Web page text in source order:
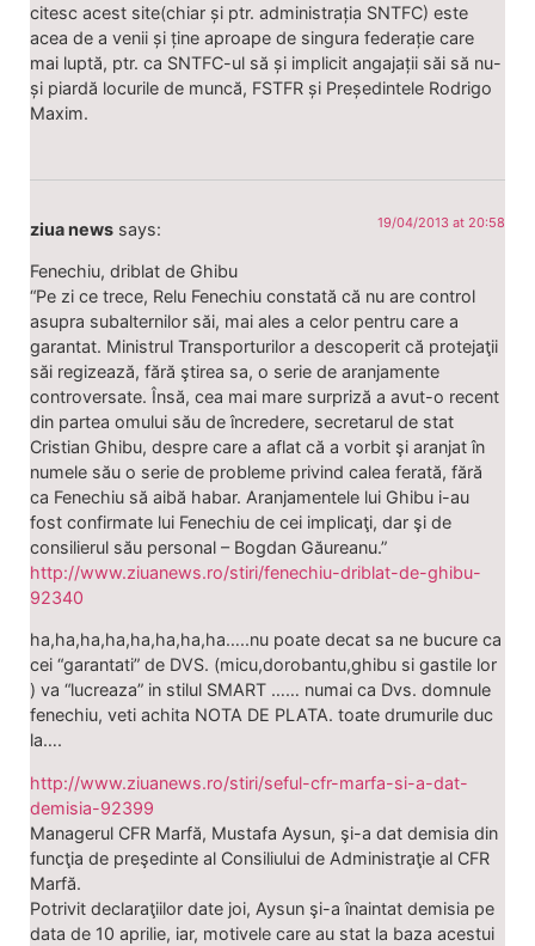
citesc acest site(chiar și ptr. administrația SNTFC) este
acea de a venii și ține aproape de singura federație care
mai luptă, ptr. ca SNTFC-ul să și implicit angajații săi să nu-
și piardă locurile de muncă, FSTFR și Președintele Rodrigo
Maxim.
ziua news says: 19/04/2013 at 20:58
Fenechiu, driblat de Ghibu
“Pe zi ce trece, Relu Fenechiu constată că nu are control
asupra subalternilor săi, mai ales a celor pentru care a
garantat. Ministrul Transporturilor a descoperit că protejaţii
săi regizează, fără ştirea sa, o serie de aranjamente
controversate. Însă, cea mai mare surpriză a avut-o recent
din partea omului său de încredere, secretarul de stat
Cristian Ghibu, despre care a aflat că a vorbit şi aranjat în
numele său o serie de probleme privind calea ferată, fără
ca Fenechiu să aibă habar. Aranjamentele lui Ghibu i-au
fost confirmate lui Fenechiu de cei implicaţi, dar şi de
consilierul său personal – Bogdan Găureanu.”
http://www.ziuanews.ro/stiri/fenechiu-driblat-de-ghibu-
92340
ha,ha,ha,ha,ha,ha,ha,ha…..nu poate decat sa ne bucure ca
cei “garantati” de DVS. (micu,dorobantu,ghibu si gastile lor
) va “lucreaza” in stilul SMART …… numai ca Dvs. domnule
fenechiu, veti achita NOTA DE PLATA. toate drumurile duc
la….
http://www.ziuanews.ro/stiri/seful-cfr-marfa-si-a-dat-
demisia-92399
Managerul CFR Marfă, Mustafa Aysun, şi-a dat demisia din
funcţia de preşedinte al Consiliului de Administraţie al CFR
Marfă.
Potrivit declaraţiilor date joi, Aysun şi-a înaintat demisia pe
data de 10 aprilie, iar, motivele care au stat la baza acestui